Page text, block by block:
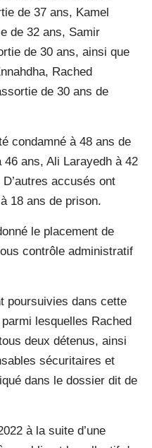
de 37 ans, Kamel
de 32 ans, Samir
de 30 ans, ainsi que
Rached
de 30 ans de
condamné à 48 ans de
ans, Ali Larayedh à 42
accusés ont
18 ans de prison.
le placement de
contrôle administratif
poursuivies dans cette
lesquelles Rached
deux détenus, ainsi
sécuritaires et
dans le dossier dit de
à la suite d’une